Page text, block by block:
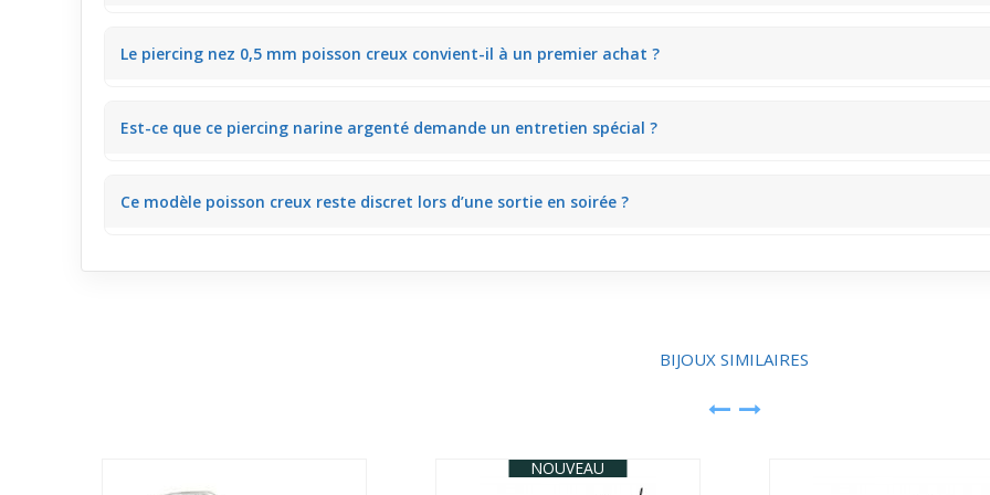
remarque avec un regard attentif.
Le piercing nez 0,5 mm poisson creux convient-il à un premier achat ?
trop voyants.
Est-ce que ce piercing narine argenté demande un entretien spécial ?
éclat au quotidien.
Ce modèle poisson creux reste discret lors d’une sortie en soirée ?
pour valoriser un look sans excès.
BIJOUX SIMILAIRES
NOUVEAU